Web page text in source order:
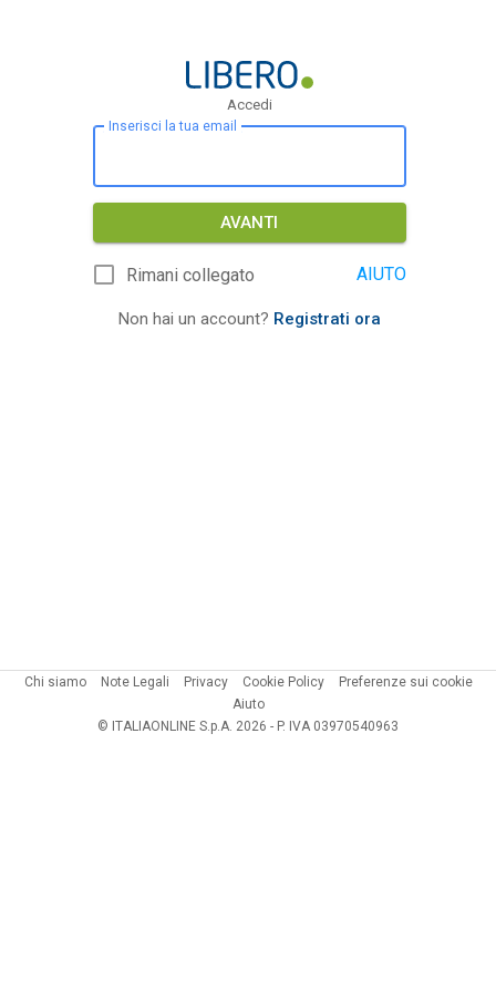
Accedi
Inserisci la tua email
AVANTI
Rimani collegato AIUTO
Non hai un account? Registrati ora
Chi siamo Note Legali Privacy Cookie Policy
Preferenze sui cookie
Aiuto
© ITALIAONLINE S.p.A. 2026 - P. IVA 03970540963